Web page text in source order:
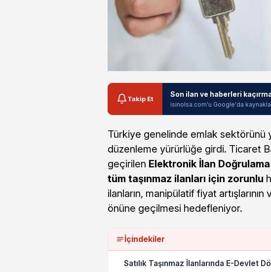
Takip Et
Son ilan ve haberleri
isinolsa.com'u Google'da
Türkiye genelinde emlak sektörünü
düzenleme yürürlüğe girdi. Ticaret
geçirilen Elektronik İlan
tüm taşınmaz ilanları için zorunlu
ilanların, manipülatif fiyat
önüne geçilmesi hedefleniyor.
İçindekiler
Satılık Taşınmaz İlanlarında E-Devlet